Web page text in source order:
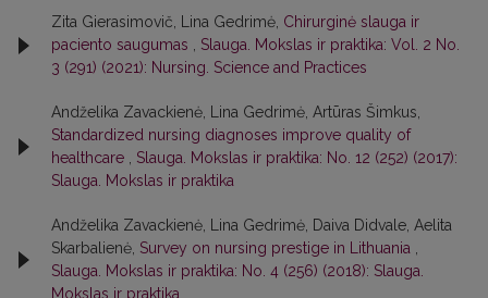
Zita Gierasimovič, Lina Gedrimė, Chirurginė slauga ir
paciento saugumas , Slauga. Mokslas ir praktika: Vol. 2 No.
3 (291) (2021): Nursing. Science and Practices
Andželika Zavackienė, Lina Gedrimė, Artūras Šimkus,
Standardized nursing diagnoses improve quality of
healthcare , Slauga. Mokslas ir praktika: No. 12 (252) (2017):
Slauga. Mokslas ir praktika
Andželika Zavackienė, Lina Gedrimė, Daiva Didvale, Aelita
Skarbalienė, Survey on nursing prestige in Lithuania ,
Slauga. Mokslas ir praktika: No. 4 (256) (2018): Slauga.
Mokslas ir praktika